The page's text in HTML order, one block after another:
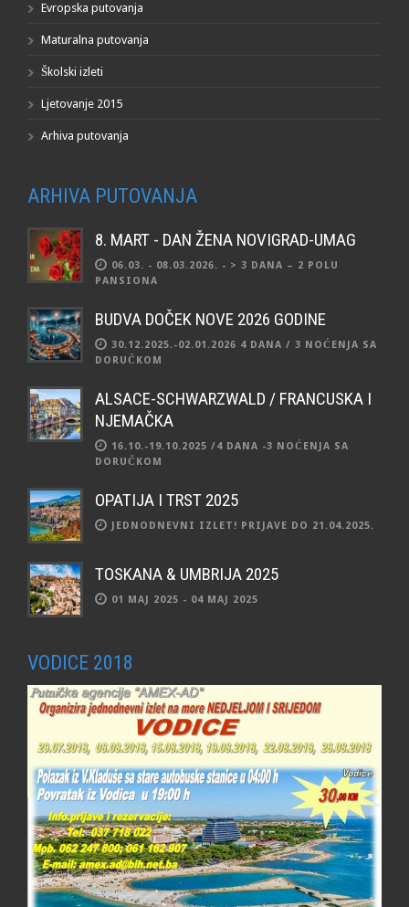
Evropska putovanja
Maturalna putovanja
Školski izleti
Ljetovanje 2015
Arhiva putovanja
ARHIVA PUTOVANJA
8. MART - DAN ŽENA NOVIGRAD-UMAG
06.03. - 08.03.2026. - > 3 DANA – 2 POLU
PANSIONA
BUDVA DOČEK NOVE 2026 GODINE
30.12.2025.-02.01.2026 4 DANA / 3 NOĆENJA SA
DORUČKOM
ALSACE-SCHWARZWALD / FRANCUSKA I
NJEMAČKA
16.10.-19.10.2025 /4 DANA -3 NOĆENJA SA
DORUČKOM
OPATIJA I TRST 2025
JEDNODNEVNI IZLET! PRIJAVE DO 21.04.2025.
TOSKANA & UMBRIJA 2025
01 MAJ 2025 - 04 MAJ 2025
VODICE 2018